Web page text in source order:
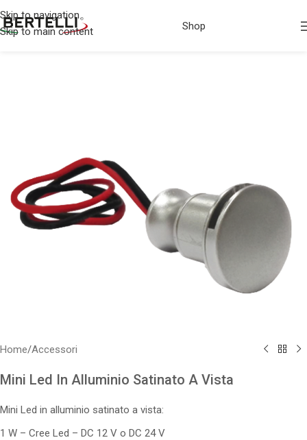
Skip to navigation
Skip to main content
Shop
Home/Accessori
Mini Led In Alluminio Satinato A Vista
Mini Led in alluminio satinato a vista:
1 W – Cree Led – DC 12 V o DC 24 V